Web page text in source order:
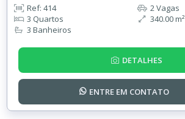
Ref: 414
3 Quartos
3 Banheiros
2 Vagas
340.00 m²
DETALHES
ENTRE EM CONTATO